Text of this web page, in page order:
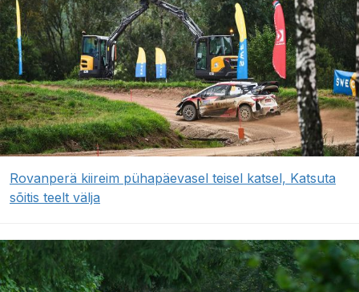
Rovanperä kiireim pühapäevasel teisel katsel, Katsuta
sõitis teelt välja